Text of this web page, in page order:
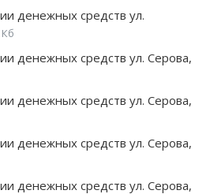
денежных средств ул.
денежных средств ул. Серова,
денежных средств ул. Серова,
денежных средств ул. Серова,
денежных средств ул. Серова,